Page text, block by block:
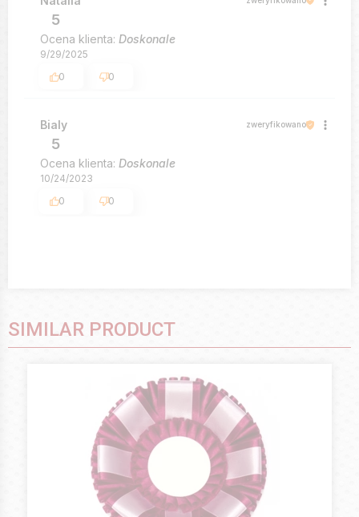
5
Ocena klienta: Doskonale
9/29/2025
0
0
Bialy zweryfikowano
5
Ocena klienta: Doskonale
10/24/2023
0
0
SIMILAR PRODUCT